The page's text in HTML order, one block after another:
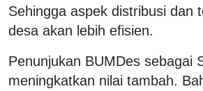
Sehingga aspek distribusi dan
desa akan lebih efisien.
Penunjukan BUMDes sebagai
meningkatkan nilai tambah.